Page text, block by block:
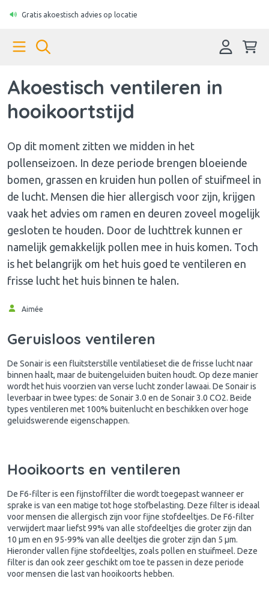
Gratis akoestisch advies op locatie
Akoestisch ventileren in
hooikoortstijd
Op dit moment zitten we midden in het
pollenseizoen. In deze periode brengen bloeiende
bomen, grassen en kruiden hun pollen of stuifmeel in
de lucht. Mensen die hier allergisch voor zijn, krijgen
vaak het advies om ramen en deuren zoveel mogelijk
gesloten te houden. Door de luchttrek kunnen er
namelijk gemakkelijk pollen mee in huis komen. Toch
is het belangrijk om het huis goed te ventileren en
frisse lucht het huis binnen te halen.
Aimée
Geruisloos ventileren
De Sonair is een fluitsterstille ventilatieset die de frisse lucht naar
binnen haalt, maar de buitengeluiden buiten houdt. Op deze manier
wordt het huis voorzien van verse lucht zonder lawaai. De Sonair is
leverbaar in twee types: de Sonair 3.0 en de Sonair 3.0 CO2. Beide
types ventileren met 100% buitenlucht en beschikken over hoge
geluidswerende eigenschappen.
Hooikoorts en ventileren
De F6-filter is een fijnstoffilter die wordt toegepast wanneer er
sprake is van een matige tot hoge stofbelasting. Deze filter is ideaal
voor mensen die allergisch zijn voor fijne stofdeeltjes. De F6-filter
verwijdert maar liefst 99% van alle stofdeeltjes die groter zijn dan
10 μm en en 95-99% van alle deeltjes die groter zijn dan 5 μm.
Hieronder vallen fijne stofdeeltjes, zoals pollen en stuifmeel. Deze
filter is dan ook zeer geschikt om toe te passen in deze periode
voor mensen die last van hooikoorts hebben.